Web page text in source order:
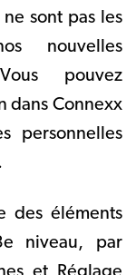
sont pas les
nouvelles
pouvez
dans Connexx
personnelles
des éléments
niveau, par